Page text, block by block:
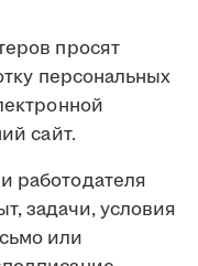
просят
персональных
сайт.
работодателя
задачи, условия
или